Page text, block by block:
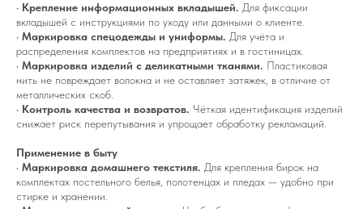
• Крепление информационных вкладышей. Для фиксации
вкладышей с инструкциями по уходу или данными о клиенте.
• Маркировка спецодежды и униформы. Для учёта и
распределения комплектов на предприятиях и в гостиницах.
• Маркировка изделий с деликатными тканями. Пластиковая
нить не повреждает волокна и не оставляет затяжек, в отличие от
металлических скоб.
• Контроль качества и возвратов. Чёткая идентификация изделий
снижает риск перепутывания и упрощает обработку рекламаций.
Применение в быту
• Маркировка домашнего текстиля. Для крепления бирок на
комплектах постельного белья, полотенцах и пледах — удобно при
стирке и хранении.